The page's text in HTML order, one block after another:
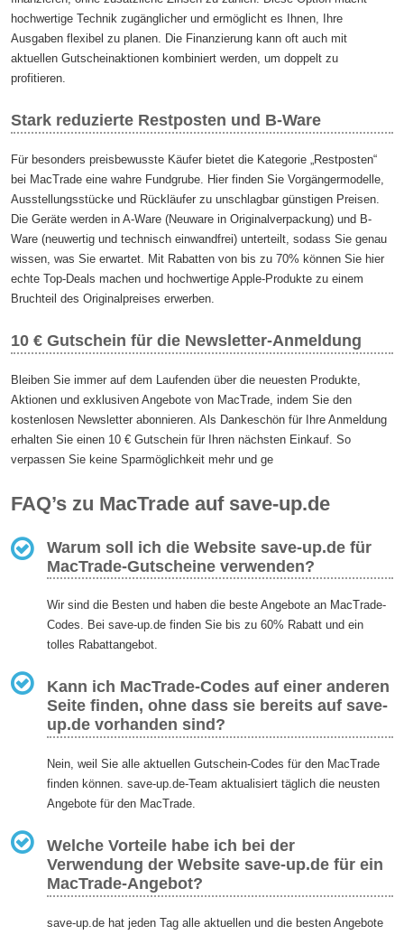
hochwertige Technik zugänglicher und ermöglicht es Ihnen, Ihre
Ausgaben flexibel zu planen. Die Finanzierung kann oft auch mit
aktuellen Gutscheinaktionen kombiniert werden, um doppelt zu
profitieren.
Stark reduzierte Restposten und B-Ware
Für besonders preisbewusste Käufer bietet die Kategorie „Restposten“
bei MacTrade eine wahre Fundgrube. Hier finden Sie Vorgängermodelle,
Ausstellungsstücke und Rückläufer zu unschlagbar günstigen Preisen.
Die Geräte werden in A-Ware (Neuware in Originalverpackung) und B-
Ware (neuwertig und technisch einwandfrei) unterteilt, sodass Sie genau
wissen, was Sie erwartet. Mit Rabatten von bis zu 70% können Sie hier
echte Top-Deals machen und hochwertige Apple-Produkte zu einem
Bruchteil des Originalpreises erwerben.
10 € Gutschein für die Newsletter-Anmeldung
Bleiben Sie immer auf dem Laufenden über die neuesten Produkte,
Aktionen und exklusiven Angebote von MacTrade, indem Sie den
kostenlosen Newsletter abonnieren. Als Dankeschön für Ihre Anmeldung
erhalten Sie einen 10 € Gutschein für Ihren nächsten Einkauf. So
verpassen Sie keine Sparmöglichkeit mehr und ge
FAQ’s zu MacTrade auf save-up.de
Warum soll ich die Website save-up.de für
MacTrade-Gutscheine verwenden?
Wir sind die Besten und haben die beste Angebote an MacTrade-
Codes. Bei save-up.de finden Sie bis zu 60% Rabatt und ein
tolles Rabattangebot.
Kann ich MacTrade-Codes auf einer anderen
Seite finden, ohne dass sie bereits auf save-
up.de vorhanden sind?
Nein, weil Sie alle aktuellen Gutschein-Codes für den MacTrade
finden können. save-up.de-Team aktualisiert täglich die neusten
Angebote für den MacTrade.
Welche Vorteile habe ich bei der
Verwendung der Website save-up.de für ein
MacTrade-Angebot?
save-up.de hat jeden Tag alle aktuellen und die besten Angebote